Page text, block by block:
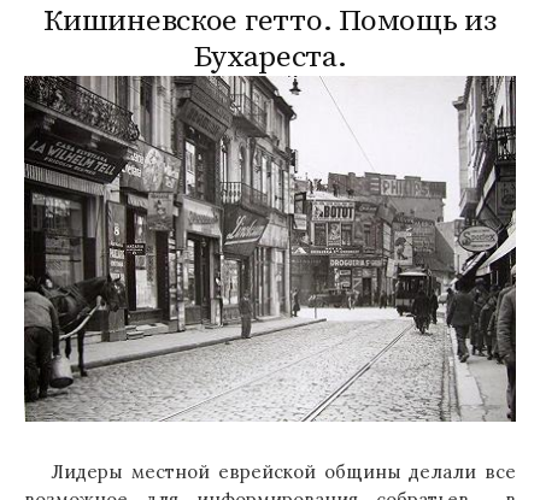
Кишиневское гетто. Помощь из
Бухареста.
Лидеры местной еврейской общины делали все